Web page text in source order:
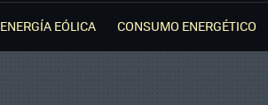
ENERGÍA EÓLICA CONSUMO ENERGÉTICO